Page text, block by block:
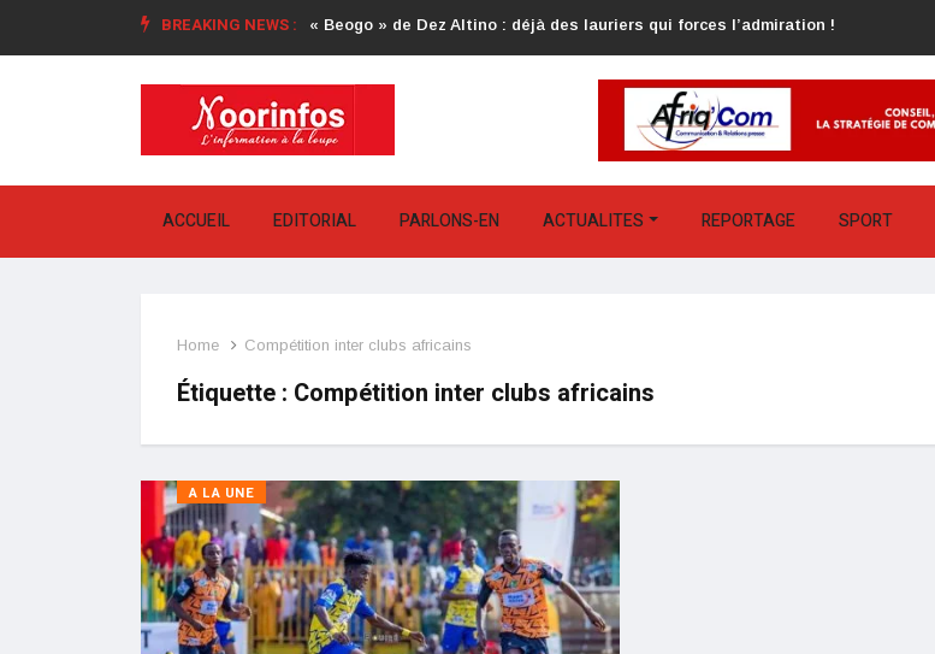
BREAKING NEWS : « Beogo » de Dez Altino : déjà des lauriers qui forces l’admiration !
ACCUEIL EDITORIAL PARLONS-EN ACTUALITES REPORTAGE SPORT
Home Compétition inter clubs africains
Étiquette : Compétition inter clubs africains
A LA UNE